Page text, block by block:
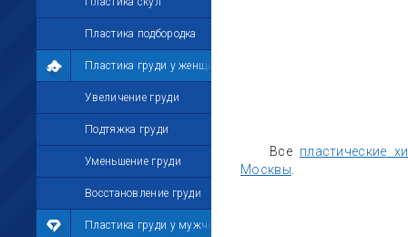
Пластика подбородка
Пластика груди у женщин
Увеличение груди
Подтяжка груди
Уменьшение груди
Восстановление груди
Пластика груди у мужчин
Все пластические
Москвы